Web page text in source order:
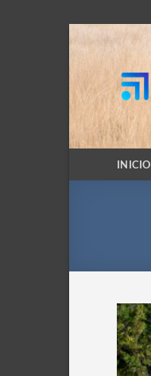
Saltar
contenido
INICIO